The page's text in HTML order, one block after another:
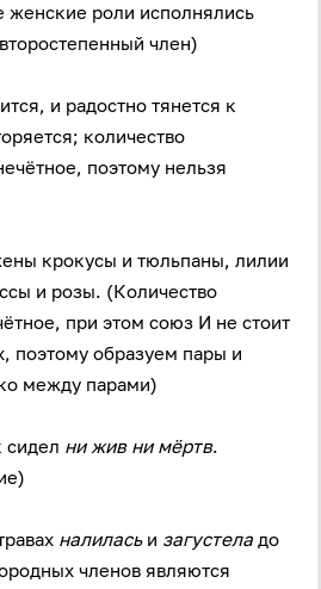
женские роли исполнялись
член)
и радостно тянется к
количество
поэтому нельзя
крокусы и тюльпаны, лилии
и розы. (Количество
при этом союз И не стоит
поэтому образуем пары и
между парами)
сидел ни жив ни мёртв.
налиласьи загустела до
членов являются